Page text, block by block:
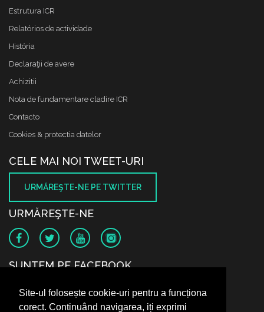
Site-ul folosește cookie-uri pentru a funcționa
corect. Continuând navigarea, iți exprimi
Estrutura ICR
Relatórios de actividade
História
Declaraţii de avere
Achizitii
Nota de fundamentare cladire ICR
Contacto
Cookies & protectia datelor
CELE MAI NOI TWEET-URI
URMĂREŞTE-NE PE TWITTER
URMĂREŞTE-NE
SUNTEM PE FACEBOOK